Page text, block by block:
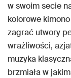
w swoim secie
kolorowe
zagrać utwory
wrażliwości,
muzyka
brzmiała w